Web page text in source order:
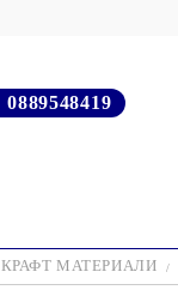
0889548419
КРАФТ МАТЕРИАЛИ